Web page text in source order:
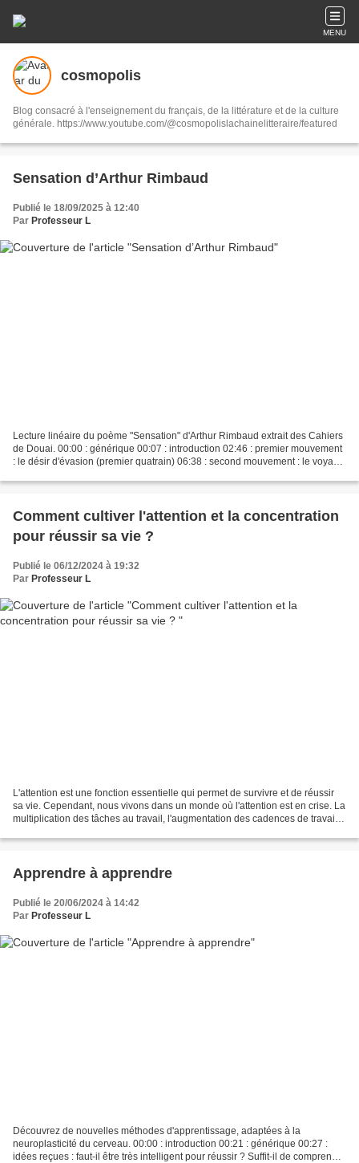
MENU
cosmopolis
Blog consacré à l'enseignement du français, de la littérature et de la culture
générale. https://www.youtube.com/@cosmopolislachainelitteraire/featured
Sensation d’Arthur Rimbaud
Publié le 18/09/2025 à 12:40
Par Professeur L
Lecture linéaire du poème "Sensation" d'Arthur Rimbaud extrait des Cahiers
de Douai. 00:00 : générique 00:07 : introduction 02:46 : premier mouvement
: le désir d'évasion (premier quatrain) 06:38 : second mouvement : le voyage
Comment cultiver l'attention et la concentration
pour réussir sa vie ?
Publié le 06/12/2024 à 19:32
Par Professeur L
L'attention est une fonction essentielle qui permet de survivre et de réussir
sa vie. Cependant, nous vivons dans un monde où l'attention est en crise. La
multiplication des tâches au travail, l'augmentation des cadences de travail,
Apprendre à apprendre
Publié le 20/06/2024 à 14:42
Par Professeur L
Découvrez de nouvelles méthodes d'apprentissage, adaptées à la
neuroplasticité du cerveau. 00:00 : introduction 00:21 : générique 00:27 :
idées reçues : faut-il être très intelligent pour réussir ? Suffit-il de comprendre